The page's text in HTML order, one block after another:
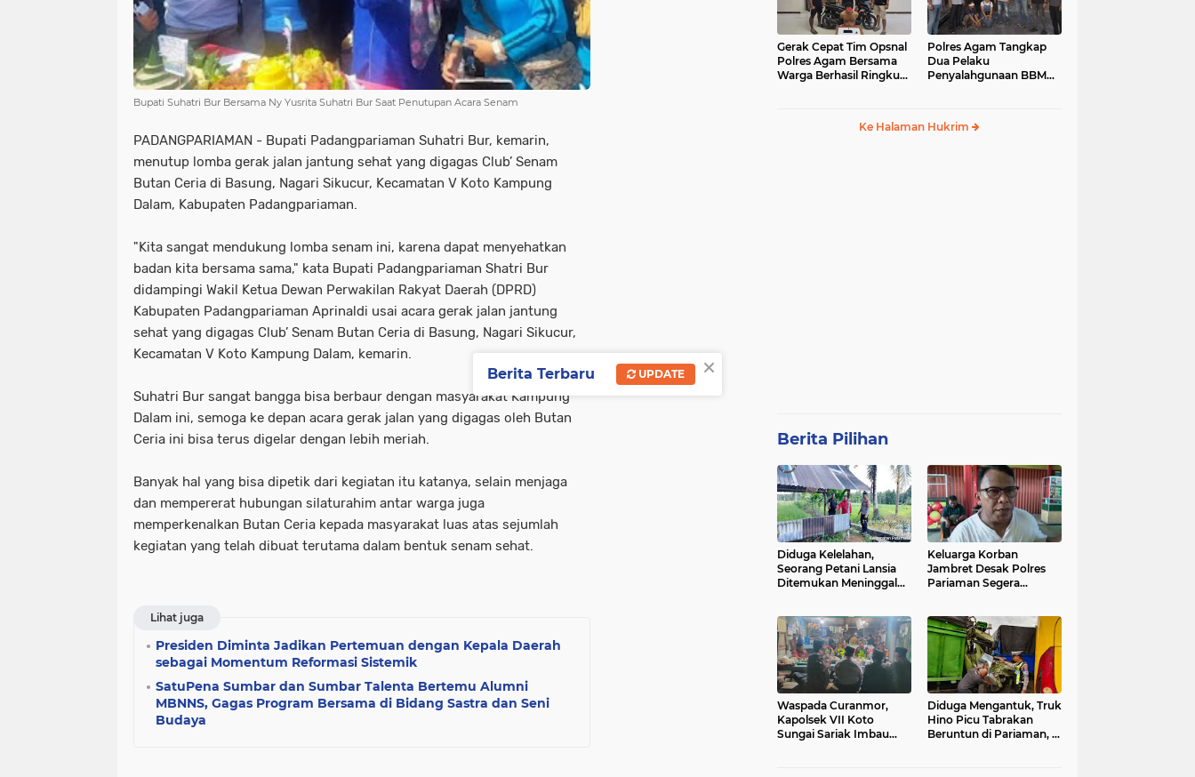
Bupati Suhatri Bur Bersama Ny Yusrita Suhatri Bur Saat Penutupan Acara Senam
PADANGPARIAMAN - Bupati Padangpariaman Suhatri Bur, kemarin,
menutup lomba gerak jalan jantung sehat yang digagas Club’ Senam
Butan Ceria di Basung, Nagari Sikucur, Kecamatan V Koto Kampung
Dalam, Kabupaten Padangpariaman.
"Kita sangat mendukung lomba senam ini, karena dapat menyehatkan
badan kita bersama sama," kata Bupati Padangpariaman Shatri Bur
didampingi Wakil Ketua Dewan Perwakilan Rakyat Daerah (DPRD)
Kabupaten Padangpariaman Aprinaldi usai acara gerak jalan jantung
sehat yang digagas Club’ Senam Butan Ceria di Basung, Nagari Sikucur,
Kecamatan V Koto Kampung Dalam, kemarin.
Suhatri Bur sangat bangga bisa berbaur dengan masyarakat Kampung
Dalam ini, semoga ke depan acara gerak jalan yang digagas oleh Butan
Ceria ini bisa terus digelar dengan lebih meriah.
Banyak hal yang bisa dipetik dari kegiatan itu katanya, selain menjaga
dan mempererat hubungan silaturahim antar warga juga
memperkenalkan Butan Ceria kepada masyarakat luas atas sejumlah
kegiatan yang telah dibuat terutama dalam bentuk senam sehat.
Lihat juga
Presiden Diminta Jadikan Pertemuan dengan Kepala Daerah
sebagai Momentum Reformasi Sistemik
SatuPena Sumbar dan Sumbar Talenta Bertemu Alumni
MBNNS, Gagas Program Bersama di Bidang Sastra dan Seni
Budaya
Gerak Cepat Tim Opsnal
Polres Agam Bersama
Warga Berhasil Ringkus
Polres Agam Tangkap
Dua Pelaku
Penyalahgunaan BBM
Ke Halaman Hukrim
Berita Pilihan
Diduga Kelelahan,
Seorang Petani Lansia
Ditemukan Meninggal
Keluarga Korban
Jambret Desak Polres
Pariaman Segera
Waspada Curanmor,
Kapolsek VII Koto
Sungai Sariak Imbau
Diduga Mengantuk, Truk
Hino Picu Tabrakan
Beruntun di Pariaman, 5
×
Berita Terbaru UPDATE